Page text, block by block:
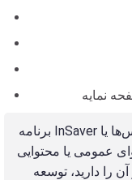
نمایه
برنامه InSaver با هدف کمک به شما برای دانلود آسان عکس‌ها یا
عمومی یا محتوایی
را دارید، توسعه